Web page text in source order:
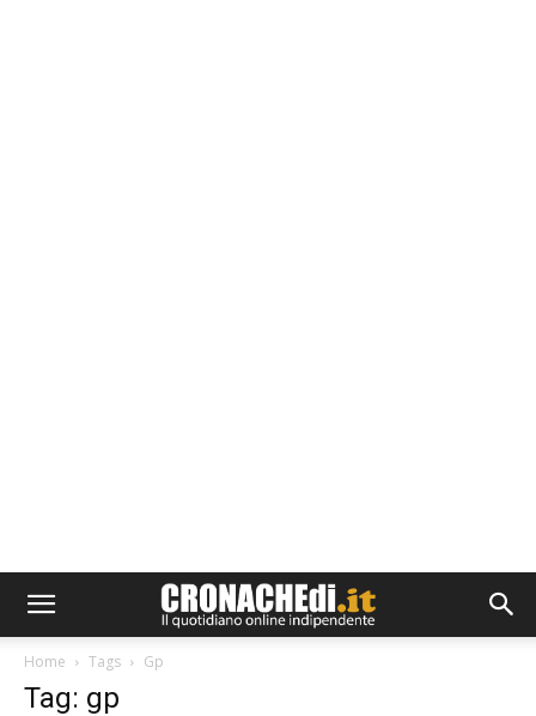
Home Tags Gp
Tag: gp